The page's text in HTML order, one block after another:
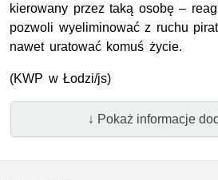
kierowany przez taką osobę –
pozwoli wyeliminować z ruchu
nawet uratować komuś życie.
(KWP w Łodzi/js)
↓ Pokaż informacje